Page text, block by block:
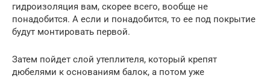
гидроизоляция вам, скорее всего, вообще не
понадобится. А если и понадобится, то ее под покрытие
будут монтировать первой.
Затем пойдет слой утеплителя, который крепят
дюбелями к основаниям балок, а потом уже